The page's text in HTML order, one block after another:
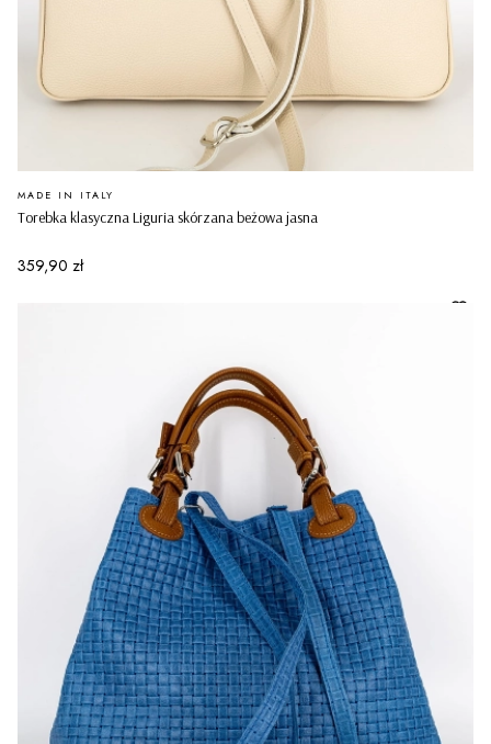
Torebka klasyczna Liguria skórzana beżowa jasna
PRODUCENT
MADE IN ITALY
Cena
359,90 zł